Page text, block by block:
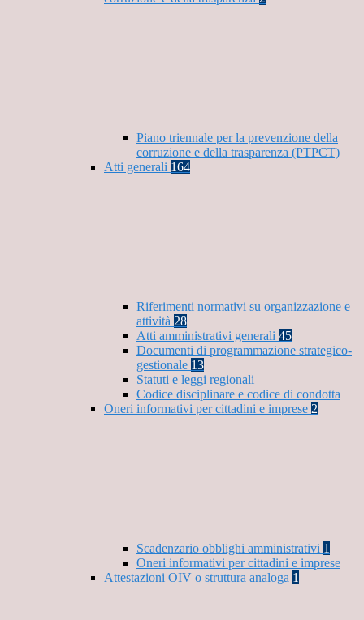
Piano triennale per la prevenzione della
corruzione e della trasparenza (PTPCT)
Atti generali 164
Riferimenti normativi su organizzazione e
attività 28
Atti amministrativi generali 45
Documenti di programmazione strategico-
gestionale 13
Statuti e leggi regionali
Codice disciplinare e codice di condotta
Oneri informativi per cittadini e imprese 2
Scadenzario obblighi amministrativi 1
Oneri informativi per cittadini e imprese
Attestazioni OIV o struttura analoga 1